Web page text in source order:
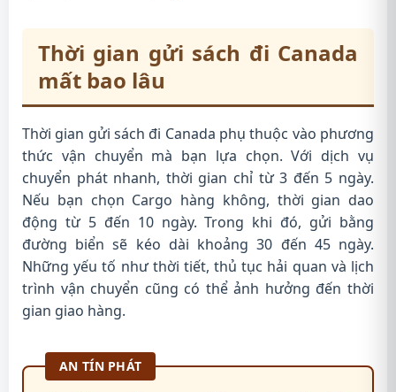
Thời gian gửi sách đi Canada
mất bao lâu
Thời gian gửi sách đi Canada phụ thuộc vào phương
thức vận chuyển mà bạn lựa chọn. Với dịch vụ
chuyển phát nhanh, thời gian chỉ từ 3 đến 5 ngày.
Nếu bạn chọn Cargo hàng không, thời gian dao
động từ 5 đến 10 ngày. Trong khi đó, gửi bằng
đường biển sẽ kéo dài khoảng 30 đến 45 ngày.
Những yếu tố như thời tiết, thủ tục hải quan và lịch
trình vận chuyển cũng có thể ảnh hưởng đến thời
gian giao hàng.
AN TÍN PHÁT